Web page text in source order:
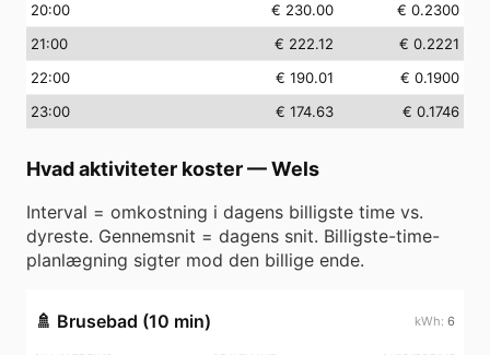
20:00 € 230.00
€ 0.2300
21:00 € 222.12
€ 0.2221
22:00 € 190.01
€ 0.1900
23:00 € 174.63 € 0.1746
Hvad aktiviteter koster—Wels
Interval = omkostning i dagens billigste time vs.
dyreste. Gennemsnit = dagens snit. Billigste-time-
planlægning sigter mod den billige ende.
🚿 Brusebad (10 min) 6